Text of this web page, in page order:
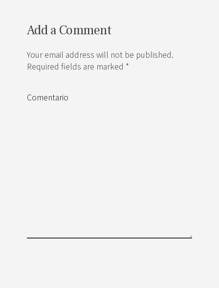
Add a Comment
Your email address will not be published.
Required fields are marked *
Comentario